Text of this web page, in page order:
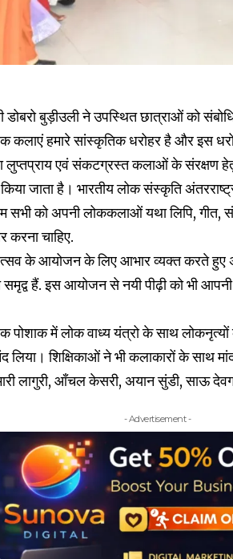
डोबरो बुड़ीउली ने उपस्थित छात्राओं को
कलाएं हमारे सांस्कृतिक धरोहर है और इस
लुप्तप्राय एवं संकटग्रस्त कलाओं के संरक्षण
जाता है। भारतीय लोक संस्कृति
सभी को अपनी लोककलाओं यथा लिपि, गीत,
करना चाहिए.
के आयोजन के लिए आभार व्यक्त करते हुए
समृद्व हैं. इस आयोजन से नयी पीढ़ी को भी
पोशाक में लोक वाध्य यंत्रो के साथ
लिया। शिक्षिकाओं ने भी कलाकारों के साथ
लागुरी, आँचल केसरी, अयान सुंडी, साऊ
- Advertisement -